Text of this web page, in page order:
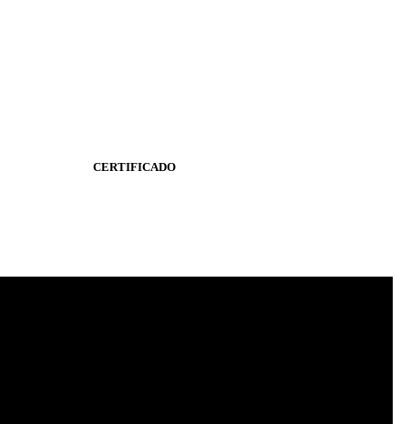
CERTIFICADO